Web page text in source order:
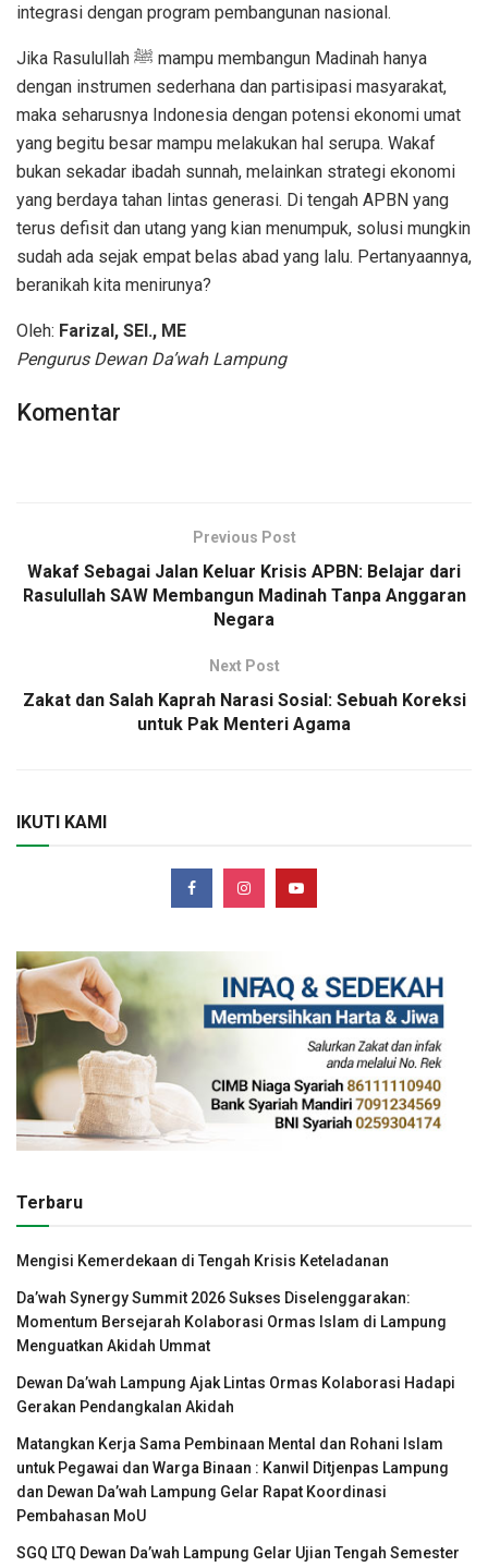
integrasi dengan program pembangunan nasional.
Jika Rasulullah ﷺ mampu membangun Madinah hanya
dengan instrumen sederhana dan partisipasi masyarakat,
maka seharusnya Indonesia dengan potensi ekonomi umat
yang begitu besar mampu melakukan hal serupa. Wakaf
bukan sekadar ibadah sunnah, melainkan strategi ekonomi
yang berdaya tahan lintas generasi. Di tengah APBN yang
terus defisit dan utang yang kian menumpuk, solusi mungkin
sudah ada sejak empat belas abad yang lalu. Pertanyaannya,
beranikah kita menirunya?
Oleh: Farizal, SEI., ME
Pengurus Dewan Da’wah Lampung
Komentar
Previous Post
Wakaf Sebagai Jalan Keluar Krisis APBN: Belajar dari
Rasulullah SAW Membangun Madinah Tanpa Anggaran
Negara
Next Post
Zakat dan Salah Kaprah Narasi Sosial: Sebuah Koreksi
untuk Pak Menteri Agama
IKUTI KAMI
Terbaru
Mengisi Kemerdekaan di Tengah Krisis Keteladanan
Da’wah Synergy Summit 2026 Sukses Diselenggarakan:
Momentum Bersejarah Kolaborasi Ormas Islam di Lampung
Menguatkan Akidah Ummat
Dewan Da’wah Lampung Ajak Lintas Ormas Kolaborasi Hadapi
Gerakan Pendangkalan Akidah
Matangkan Kerja Sama Pembinaan Mental dan Rohani Islam
untuk Pegawai dan Warga Binaan : Kanwil Ditjenpas Lampung
dan Dewan Da’wah Lampung Gelar Rapat Koordinasi
Pembahasan MoU
SGQ LTQ Dewan Da’wah Lampung Gelar Ujian Tengah Semester